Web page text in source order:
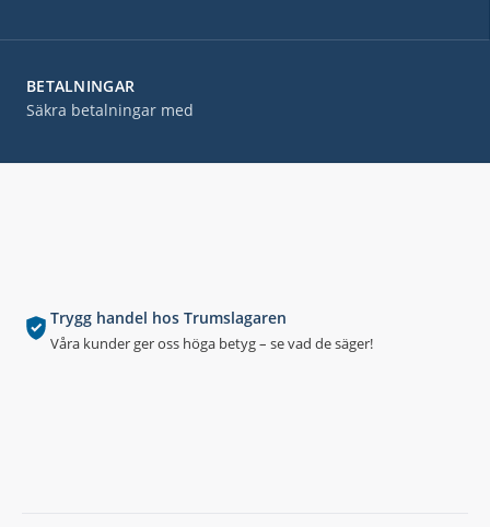
Trygg handel hos Trumslagaren
Våra kunder ger oss höga betyg – se vad de säger!
BETALNINGAR
Säkra betalningar med